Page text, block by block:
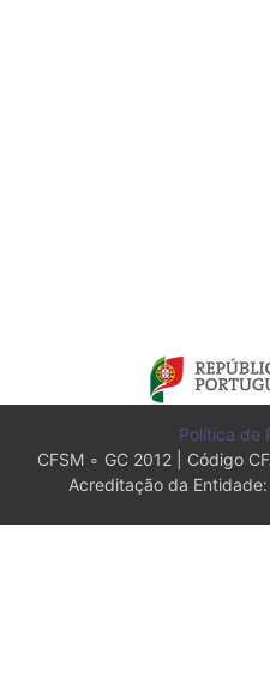
Política de
CFSM ∘ GC 2012 | Código
Acreditação da